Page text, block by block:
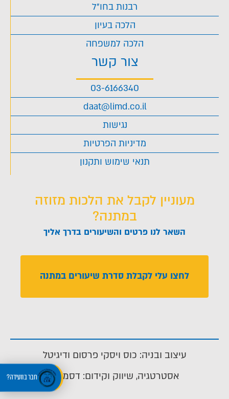
רבנות בחו"ל
הלכה בעיון
הלכה למשפחה
צור קשר
03-6166340
daat@limd.co.il
נגישות
מדיניות הפרטיות
תנאי שימוש ותקנון
מעוניין לקבל את הלכות מזוזה
במתנה?
השאר לנו פרטים והשיעורים בדרך אליך
לחצו עלי לקבלת סדרת שיעורים במתנה
עיצוב ובניה: כוס ויסקי פרסום ודיגיטל
אסטרטגיה, שיווק וקידום: דסמנית
חבר בוועידה?